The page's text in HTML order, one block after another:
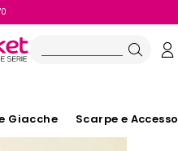
Giacche Scarpe e